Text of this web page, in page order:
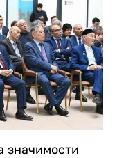
значимости